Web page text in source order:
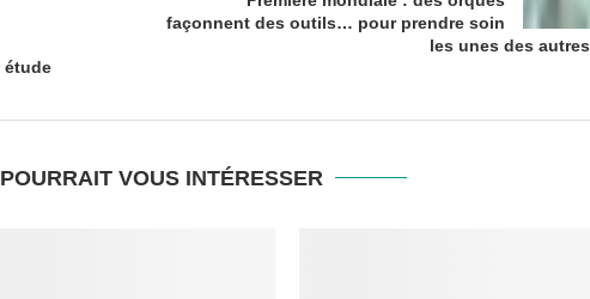
étude
façonnent des outils… pour prendre soin
les unes des autres
VOUS INTÉRESSER